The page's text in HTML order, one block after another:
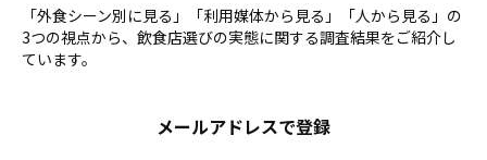
「外食シーン別に見る」「利用媒体から見る」「人から見る」の
3つの視点から、飲食店選びの実態に関する調査結果をご紹介し
ています。
メールアドレスで登録